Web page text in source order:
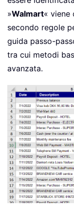
»Walmart« viene
secondo regole
guida passo-
tra cui metodi
avanzata.